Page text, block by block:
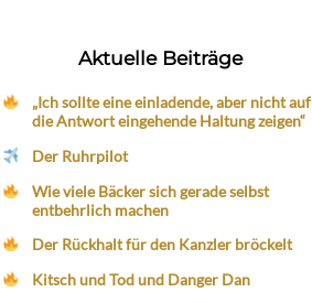
Aktuelle Beiträge
„Ich sollte eine einladende, aber nicht auf
die Antwort eingehende Haltung zeigen“
Der Ruhrpilot
Wie viele Bäcker sich gerade selbst
entbehrlich machen
Der Rückhalt für den Kanzler bröckelt
Kitsch und Tod und Danger Dan